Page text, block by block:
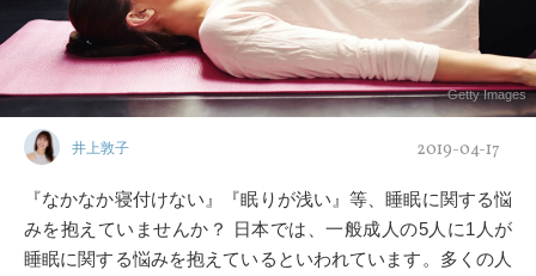
Getty Images
井上敦子 2019-04-17
『なかなか寝付けない』『眠りが浅い』等、睡眠に関する悩
みを抱えていませんか？ 日本では、一般成人の5人に1人が
睡眠に関する悩みを抱えているといわれています。多くの人